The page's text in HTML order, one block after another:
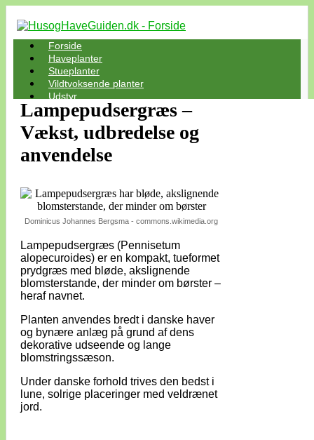
Forside
Haveplanter
Stueplanter
Vildtvoksende planter
Udstyr
Lampepudsergræs –
Vækst, udbredelse og
anvendelse
Dominicus Johannes Bergsma - commons.wikimedia.org
Lampepudsergræs (Pennisetum
alopecuroides) er en kompakt, tueformet
prydgræs med bløde, akslignende
blomsterstande, der minder om børster –
heraf navnet.
Planten anvendes bredt i danske haver
og bynære anlæg på grund af dens
dekorative udseende og lange
blomstringssæson.
Under danske forhold trives den bedst i
lune, solrige placeringer med veldrænet
jord.